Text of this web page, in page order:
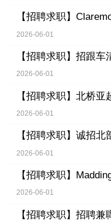
【招聘求职】
2026-06-01
【招聘求职】 招跟车
2026-06-01
【招聘求职】 北桥亚
2026-06-01
【招聘求职】 诚招北
2026-06-01
【招聘求职】
2026-06-01
【招聘求职】 招聘兼